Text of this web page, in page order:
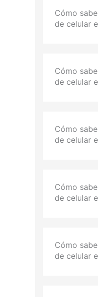
Cómo
de celular
Cómo
de celular
Cómo
de celular
Cómo
de celular
Cómo
de celular